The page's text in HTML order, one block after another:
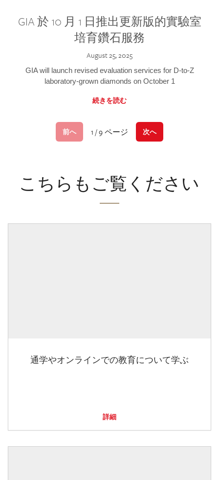
GIA 於 10 月 1 日推出更新版的實驗室
培育鑽石服務
August 25, 2025
GIA will launch revised evaluation services for D-to-Z
laboratory-grown diamonds on October 1
続きを読む
前へ 1 / 9 ページ 次へ
こちらもご覧ください
通学やオンラインでの教育について学ぶ
詳細